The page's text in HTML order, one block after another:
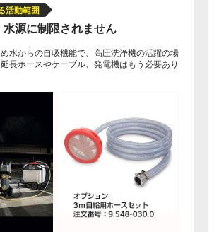
活動範囲
水源に制限されません
水からの自吸機能で、高圧洗浄機の活躍の場
長ホースやケーブル、発電機はもう必要あり